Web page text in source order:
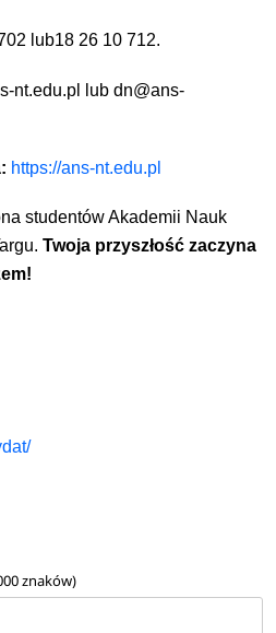
lub18 26 10 712.
nt.edu.pl lub dn@ans-
https://ans-nt.edu.pl
studentów Akademii Nauk
Twoja przyszłość zaczyna
znaków)